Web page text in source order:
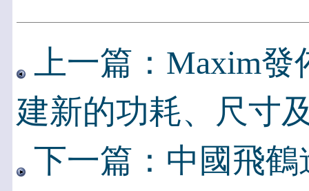
上一篇：Maxim
建新的功耗、尺寸
下一篇：中國飛